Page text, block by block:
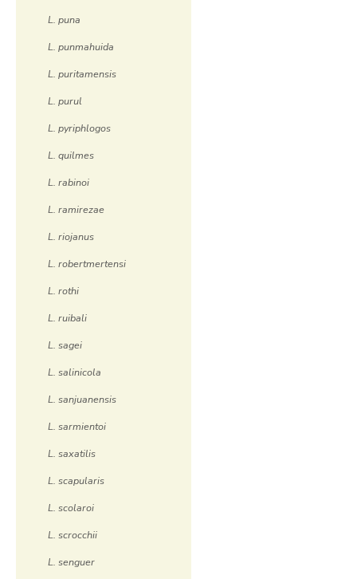
L. puna
L. punmahuida
L. puritamensis
L. purul
L. pyriphlogos
L. quilmes
L. rabinoi
L. ramirezae
L. riojanus
L. robertmertensi
L. rothi
L. ruibali
L. sagei
L. salinicola
L. sanjuanensis
L. sarmientoi
L. saxatilis
L. scapularis
L. scolaroi
L. scrocchii
L. senguer